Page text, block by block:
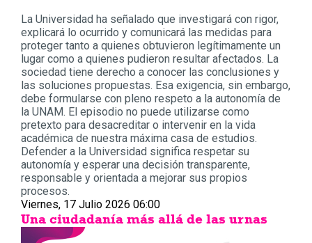
La Universidad ha señalado que investigará con rigor,
explicará lo ocurrido y comunicará las medidas para
proteger tanto a quienes obtuvieron legítimamente un
lugar como a quienes pudieron resultar afectados. La
sociedad tiene derecho a conocer las conclusiones y
las soluciones propuestas. Esa exigencia, sin embargo,
debe formularse con pleno respeto a la autonomía de
la UNAM. El episodio no puede utilizarse como
pretexto para desacreditar o intervenir en la vida
académica de nuestra máxima casa de estudios.
Defender a la Universidad significa respetar su
autonomía y esperar una decisión transparente,
responsable y orientada a mejorar sus propios
procesos.
Viernes, 17 Julio 2026 06:00
Una ciudadanía más allá de las urnas